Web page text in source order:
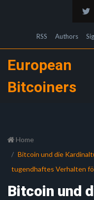
RSS Authors
European
Bitcoiners
Home
Bitcoin und die
tugendhaftes Verhalten
Bitcoin und